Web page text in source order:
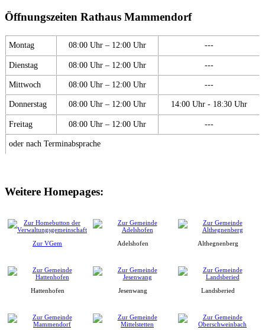
Öffnungszeiten Rathaus Mammendorf
Montag 08:00 Uhr – 12:00 Uhr ---
Dienstag 08:00 Uhr – 12:00 Uhr ---
Mittwoch 08:00 Uhr – 12:00 Uhr ---
Donnerstag 08:00 Uhr – 12:00 Uhr 14:00 Uhr - 18:30 Uhr
Freitag 08:00 Uhr – 12:00 Uhr ---
oder nach Terminabsprache
Weitere Homepages:
Zur VGem Adelshofen Althegnenberg
Hattenhofen Jesenwang Landsberied